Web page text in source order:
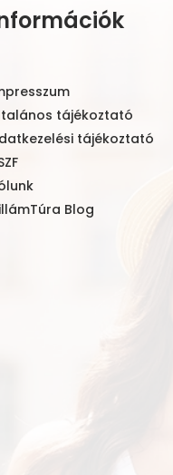
tájékoztató
tájékoztató
Blog